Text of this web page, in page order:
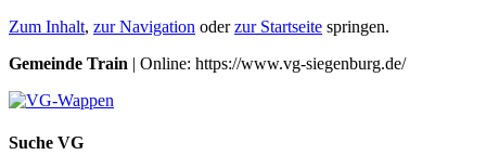
Zum Inhalt, zur Navigation oderzur Startseite springen.
Gemeinde Train | Online: https://www.vg-siegenburg.de/
Suche VG